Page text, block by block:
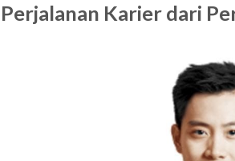
Perjalanan Karier dari